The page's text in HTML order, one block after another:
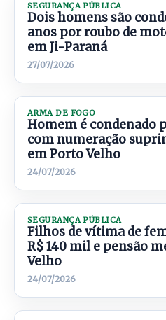
SEGURANÇA PÚBLICA
Dois homens são
anos por roubo de
em Ji-Paraná
27/07/2026
ARMA DE FOGO
Homem é condenado
com numeração
em Porto Velho
24/07/2026
SEGURANÇA PÚBLICA
Filhos de vítima de
R$ 140 mil e pensão
Velho
24/07/2026